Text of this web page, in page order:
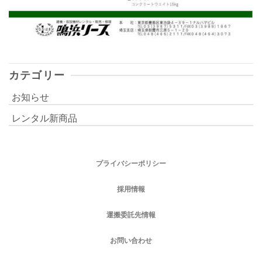
カテゴリー
お知らせ
レンタル新商品
プライバシーポリシー
採用情報
運搬委託先情報
お問い合わせ